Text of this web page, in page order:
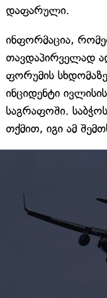
დაფარული.
ინფორმაცია,
თავდაპირველად
ფორუმის
ინციდენტი
საგრაფოში.
თქმით, იგი ამ